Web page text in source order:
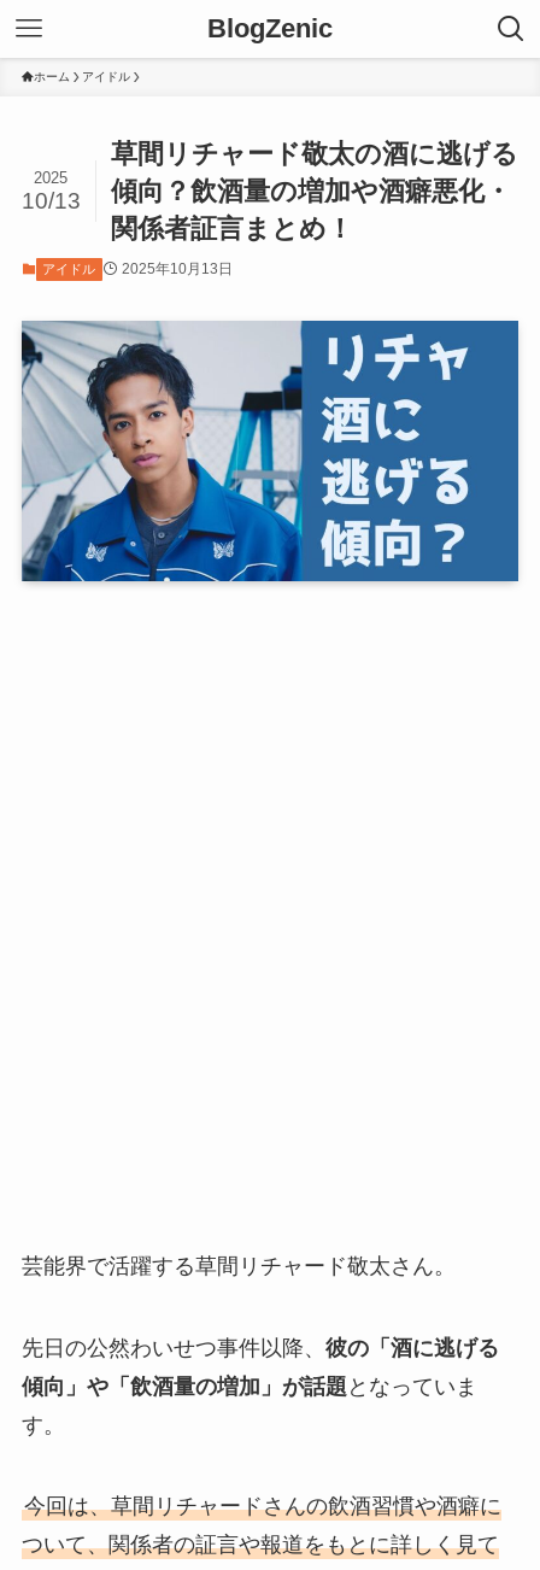
BlogZenic
ホーム アイドル
草間リチャード敬太の酒に逃げる
傾向？飲酒量の増加や酒癖悪化・
関係者証言まとめ！
2025
10/13
アイドル 2025年10月13日
芸能界で活躍する草間リチャード敬太さん。
先日の公然わいせつ事件以降、 彼の「酒に逃げる
傾向」や「飲酒量の増加」が話題 となっていま
す。
今回は、草間リチャードさんの飲酒習慣や酒癖に
ついて、関係者の証言や報道をもとに詳しく見て